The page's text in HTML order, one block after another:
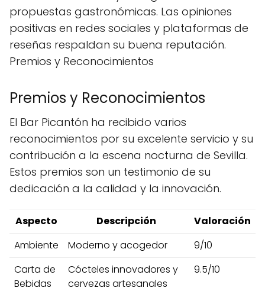
propuestas gastronómicas. Las opiniones
positivas en redes sociales y plataformas de
reseñas respaldan su buena reputación.
Premios y Reconocimientos
Premios y Reconocimientos
El Bar Picantón ha recibido varios
reconocimientos por su excelente servicio y su
contribución a la escena nocturna de Sevilla.
Estos premios son un testimonio de su
dedicación a la calidad y la innovación.
Aspecto Descripción
Valoración
Ambiente
Moderno y acogedor
9/10
Carta de
Bebidas
Cócteles innovadores y
cervezas artesanales
9.5/10